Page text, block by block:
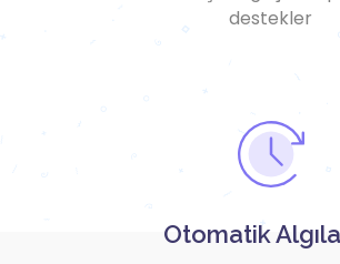
destekler
Otomatik